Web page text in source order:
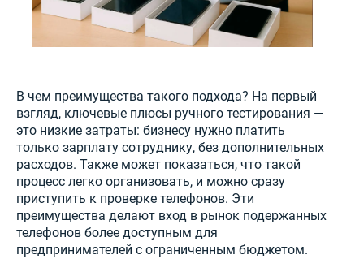
В чем преимущества такого подхода? На первый
взгляд, ключевые плюсы ручного тестирования —
это низкие затраты: бизнесу нужно платить
только зарплату сотруднику, без дополнительных
расходов. Также может показаться, что такой
процесс легко организовать, и можно сразу
приступить к проверке телефонов. Эти
преимущества делают вход в рынок подержанных
телефонов более доступным для
предпринимателей с ограниченным бюджетом.